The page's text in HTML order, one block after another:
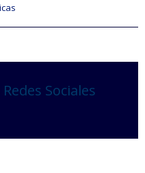
Sociales